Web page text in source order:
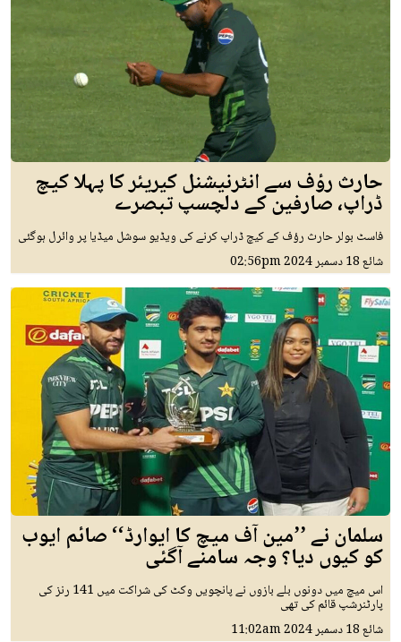
حارث رؤف سے انٹرنیشنل کیریئر کا پہلا کیچ
ڈراپ، صارفین کے دلچسپ تبصرے
فاسٹ بولر حارث رؤف کے کیچ ڈراپ کرنے کی ویڈیو سوشل میڈیا پر وائرل ہوگئی
شائع18 دسمبر 2024 02:56pm
سلمان نے ’’مین آف میچ کا ایوارڈ‘‘ صائم ایوب
کو کیوں دیا؟ وجہ سامنے آگئی
اس میچ میں دونوں بلے بازوں نے پانچویں وکٹ کی شراکت میں 141 رنز کی
پارٹنرشپ قائم کی تھی
شائع18 دسمبر 2024 11:02am